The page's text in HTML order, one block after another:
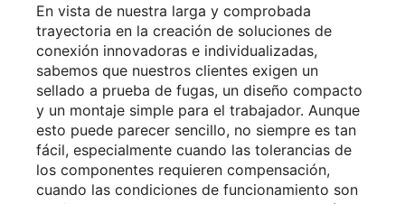
En vista de nuestra larga y comprobada
trayectoria en la creación de soluciones de
conexión innovadoras e individualizadas,
sabemos que nuestros clientes exigen un
sellado a prueba de fugas, un diseño compacto
y un montaje simple para el trabajador. Aunque
esto puede parecer sencillo, no siempre es tan
fácil, especialmente cuando las tolerancias de
los componentes requieren compensación,
cuando las condiciones de funcionamiento son